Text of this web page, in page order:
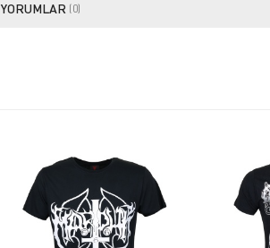
YORUMLAR (0)